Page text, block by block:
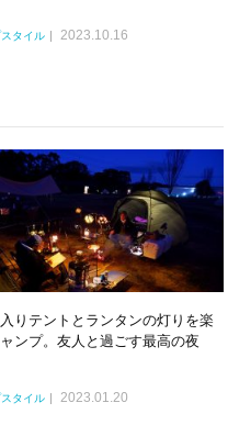
タイル 2023.10.16
りテントとランタンの灯りを楽
ンプ。友人と過ごす最高の夜
タイル 2023.01.20